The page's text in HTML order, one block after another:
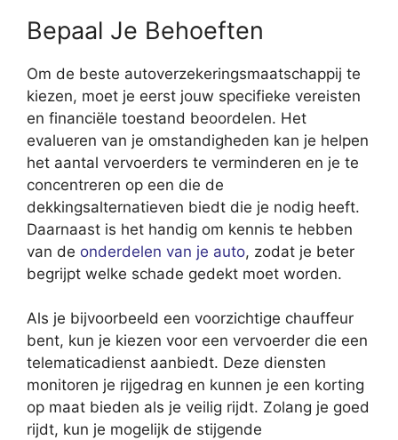
Bepaal Je Behoeften
Om de beste autoverzekeringsmaatschappij te
kiezen, moet je eerst jouw specifieke vereisten
en financiële toestand beoordelen. Het
evalueren van je omstandigheden kan je helpen
het aantal vervoerders te verminderen en je te
concentreren op een die de
dekkingsalternatieven biedt die je nodig heeft.
Daarnaast is het handig om kennis te hebben
van de onderdelen van je auto, zodat je beter
begrijpt welke schade gedekt moet worden.
Als je bijvoorbeeld een voorzichtige chauffeur
bent, kun je kiezen voor een vervoerder die een
telematicadienst aanbiedt. Deze diensten
monitoren je rijgedrag en kunnen je een korting
op maat bieden als je veilig rijdt. Zolang je goed
rijdt, kun je mogelijk de stijgende